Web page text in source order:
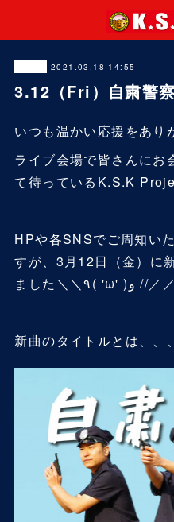
2021.03.18 14:55
3.12（Fri）自粛警察
いつも温かい応援をあ
ライブ会場で皆さんにお
て待っているK.S.K
HPや各SNSでご周知い
すが、3月12日（金）に
ました＼＼٩( 'ω' )و //／／
新曲のタイトルとは、、、